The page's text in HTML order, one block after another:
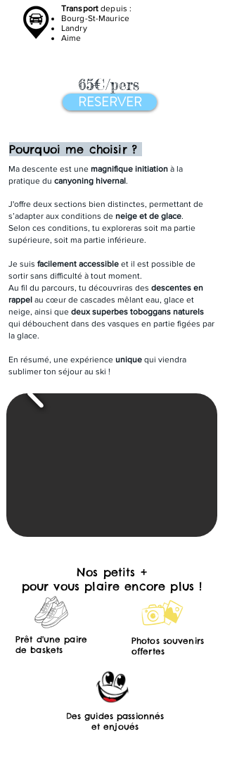
Transport depuis :
Bourg-St-Maurice
Landry
Aime
65€/pers
RESERVER
Pourquoi me choisir ?
Ma descente est une magnifique initiation à la
pratique du canyoning hivernal.
J'offre deux sections bien distinctes, permettant de
s’adapter aux conditions de neige et de glace.
Selon ces conditions, tu exploreras soit ma partie
supérieure, soit ma partie inférieure.
Je suis facilement accessible et il est possible de
sortir sans difficulté à tout moment.
Au fil du parcours, tu découvriras des descentes en
rappel au cœur de cascades mêlant eau, glace et
neige, ainsi que deux superbes toboggans naturels
qui débouchent dans des vasques en partie figées par
la glace.
En résumé, une expérience unique qui viendra
sublimer ton séjour au ski !
Nos petits +
pour vous plaire encore plus !
Prêt d'une paire
de baskets
Photos souvenirs
offertes
Des guides passionnés
et enjoués